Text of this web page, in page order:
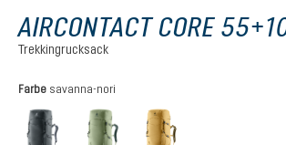
AIRCONTACT CORE
Trekkingrucksack
Farbeauswählen
savanna-nori
graphite grove-ivy